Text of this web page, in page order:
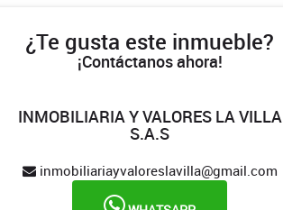
¿Te gusta este inmueble?
¡Contáctanos ahora!
INMOBILIARIA Y VALORES LA VILLA
S.A.S
inmobiliariayvaloreslavilla@gmail.com